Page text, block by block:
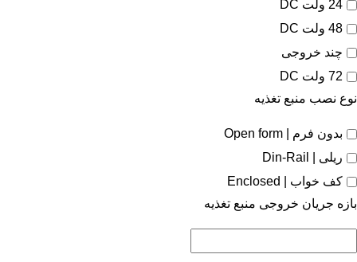
24 ولت DC
48 ولت DC
چند خروجی
72 ولت DC
نوع نصب منبع تغذیه
بدون فرم | Open form
ریلی | Din-Rail
کف خواب | Enclosed
بازه جریان خروجی منبع تغذیه